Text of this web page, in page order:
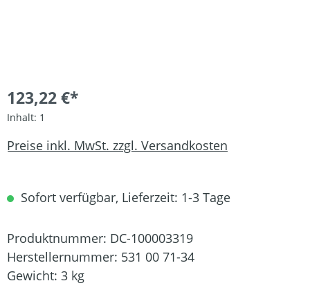
123,22 €*
Inhalt: 1
Preise inkl. MwSt. zzgl. Versandkosten
Sofort verfügbar, Lieferzeit: 1-3 Tage
Produktnummer: DC-100003319
Herstellernummer: 531 00 71-34
Gewicht: 3 kg